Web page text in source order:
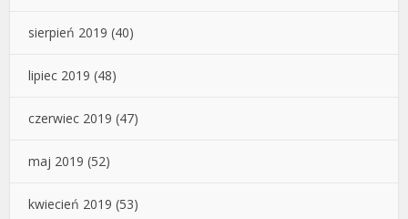
sierpień 2019 (40)
lipiec 2019 (48)
czerwiec 2019 (47)
maj 2019 (52)
kwiecień 2019 (53)